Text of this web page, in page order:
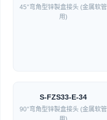
45°弯角型锌製盒接头 (金属软管
用)
S-FZS33-E-34
90°弯角型锌製盒接头 (金属软管